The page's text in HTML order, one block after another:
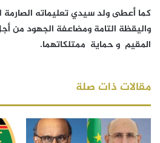
كما أعطى ولد سيدي تعليماته الصارمة
واليقظة التامة ومضاعفة الجهود من
المقيم و حماية ممتلكاتهما.
مقالات ذات صلة